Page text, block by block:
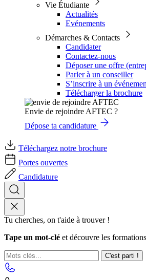
Vie Étudiante
Actualités
Evénements
Démarches & Contacts
Candidater
Contactez-nous
Déposer une offre
Parler à un conseiller
S’inscrire à un
Télécharger la brochure
Envie de rejoindre AFTEC ?
Dépose ta candidature
Téléchargez notre brochure
Portes ouvertes
Candidature
Tu cherches, on t'aide à trouver !
Tape un mot-clé et découvre les
C'est parti !